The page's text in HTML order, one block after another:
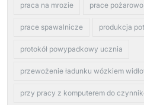
praca na mrozie prace
prace spawalnicze produkcja
protokół powypadkowy ucznia
przewożenie ładunku wózkiem
przy pracy z komputerem do